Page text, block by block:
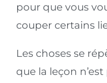
pour que vous
couper certains
Les choses se
que la leçon